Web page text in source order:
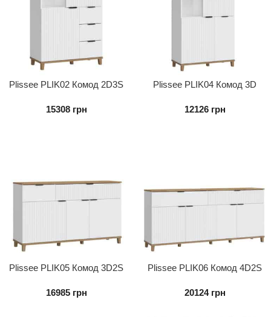
Plissee PLIK02 Комод 2D3S
15308 грн
Plissee PLIK04 Комод 3D
12126 грн
Plissee PLIK05 Комод 3D2S
16985 грн
Plissee PLIK06 Комод 4D2S
20124 грн